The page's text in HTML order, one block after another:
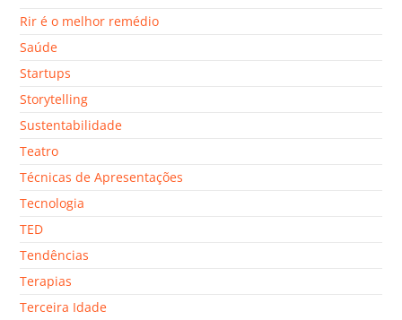
Rir é o melhor remédio
Saúde
Startups
Storytelling
Sustentabilidade
Teatro
Técnicas de Apresentações
Tecnologia
TED
Tendências
Terapias
Terceira Idade